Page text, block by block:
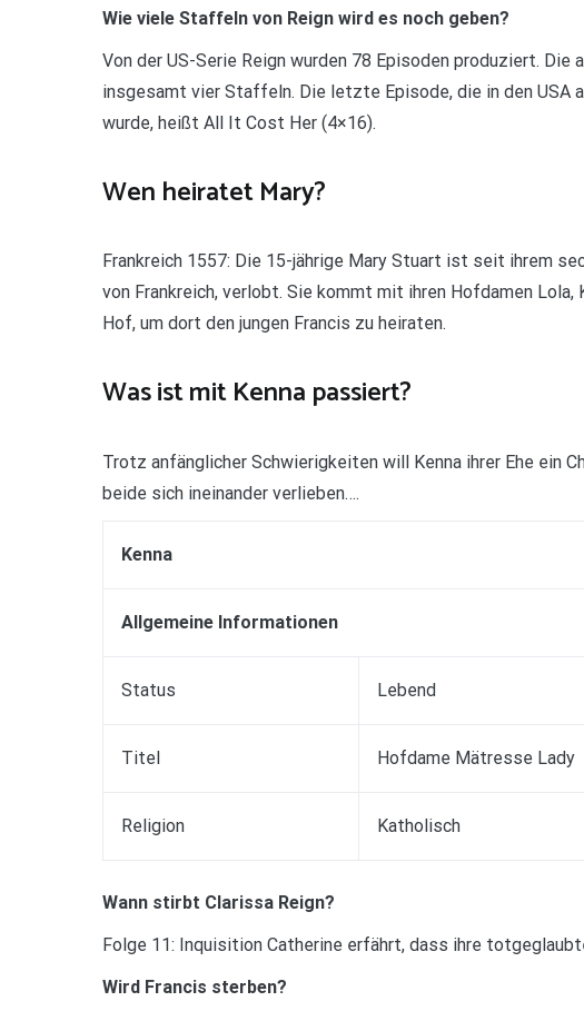
Wie viele Staffeln von Reign wird es noch geben?
Von der US-Serie Reign wurden 78 Episoden produziert.
insgesamt vier Staffeln. Die letzte Episode, die in den USA
wurde, heißt All It Cost Her (4×16).
Wen heiratet Mary?
Frankreich 1557: Die 15-jährige Mary Stuart ist seit ihrem
von Frankreich, verlobt. Sie kommt mit ihren Hofdamen Lola,
Hof, um dort den jungen Francis zu heiraten.
Was ist mit Kenna passiert?
Trotz anfänglicher Schwierigkeiten will Kenna ihrer Ehe ein
beide sich ineinander verlieben….
Kenna
Allgemeine Informationen
Status Lebend
Titel Hofdame Mätresse Lady
Religion Katholisch
Wann stirbt Clarissa Reign?
Folge 11: Inquisition Catherine erfährt, dass ihre
Wird Francis sterben?